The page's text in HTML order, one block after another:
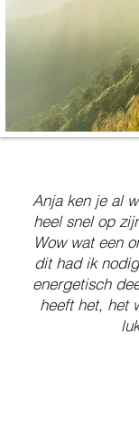
Anja ken je al
heel snel op
Wow wat een
dit had ik
energetisch
heeft het, het